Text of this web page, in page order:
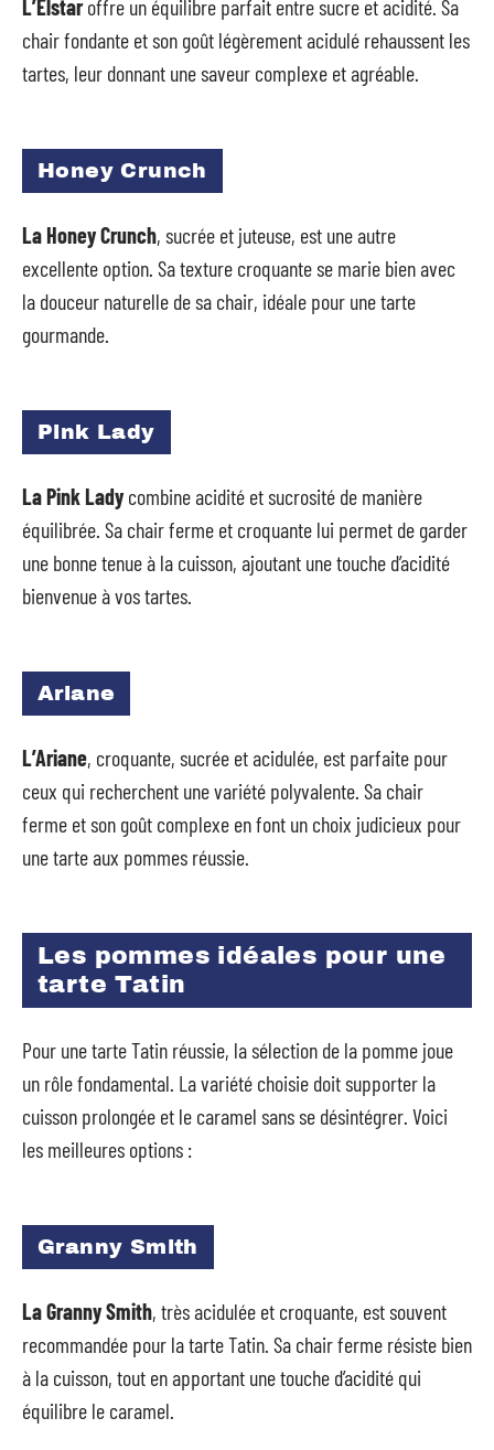
L’Elstaroffre un équilibre parfait entre sucre et acidité. Sa
chair fondante et son goût légèrement acidulé rehaussent les
tartes, leur donnant une saveur complexe et agréable.
Honey Crunch
La Honey Crunch, sucrée et juteuse, est une autre
excellente option. Sa texture croquante se marie bien avec
la douceur naturelle de sa chair, idéale pour une tarte
gourmande.
Pink Lady
La Pink Ladycombine acidité et sucrosité de manière
équilibrée. Sa chair ferme et croquante lui permet de garder
une bonne tenue à la cuisson, ajoutant une touche d’acidité
bienvenue à vos tartes.
Ariane
L’Ariane, croquante, sucrée et acidulée, est parfaite pour
ceux qui recherchent une variété polyvalente. Sa chair
ferme et son goût complexe en font un choix judicieux pour
une tarte aux pommes réussie.
Les pommes idéales pour une
tarte Tatin
Pour une tarte Tatin réussie, la sélection de la pomme joue
un rôle fondamental. La variété choisie doit supporter la
cuisson prolongée et le caramel sans se désintégrer. Voici
les meilleures options :
Granny Smith
La Granny Smith, très acidulée et croquante, est souvent
recommandée pour la tarte Tatin. Sa chair ferme résiste bien
à la cuisson, tout en apportant une touche d’acidité qui
équilibre le caramel.